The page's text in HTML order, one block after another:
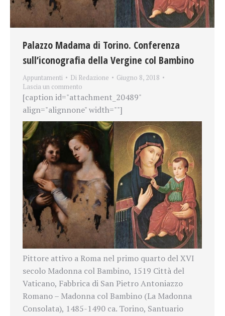
Palazzo Madama di Torino. Conferenza
sull’iconografia della Vergine col Bambino
Appuntamenti Di Redazione
Giugno 8, 2018
Lascia un commento
[caption id="attachment_20489"
align="alignnone" width=""]
Pittore attivo a Roma nel primo quarto del XVI
secolo Madonna col Bambino, 1519 Città del
Vaticano, Fabbrica di San Pietro Antoniazzo
Romano – Madonna col Bambino (La Madonna
Consolata), 1485-1490 ca. Torino, Santuario